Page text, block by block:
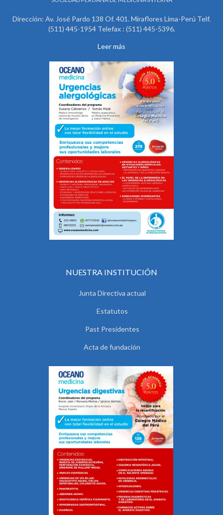
Dirección: Av. José Pardo 138 Of. 401. Miraflores Lima-Perú Telf.
(511) 445-1954 Telefax : (511) 445-5396.
Leer más
NUESTRA INSTITUCIÓN
Junta Directiva actual
Estatutos
Past Presidentes
Acta de fundación